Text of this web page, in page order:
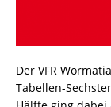
Der VFR
Tabellen-